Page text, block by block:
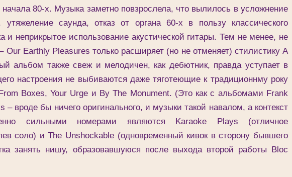
начала 80-х. Музыка заметно повзрослела, что вылилось в усложнение
утяжеление саунда, отказ от органа 60-х в пользу классического
и неприкрытое использование акустической гитары. Тем не менее, не
Our Earthly Pleasures только расширяет (но не отменяет) стилистику A
альбом также свеж и мелодичен, как дебютник, правда уступает в
настроения не выбиваются даже тяготеющие к традиционнму року
Boxes, Your Urge и By The Monument. (Это как с альбомами Frank
– вроде бы ничего оригинального, и музыки такой навалом, а контекст
сильными номерами являются Karaoke Plays (отличное
соло) и The Unshockable (одновременный кивок в сторону бывшего
занять нишу, образовавшуюся после выхода второй работы Bloc